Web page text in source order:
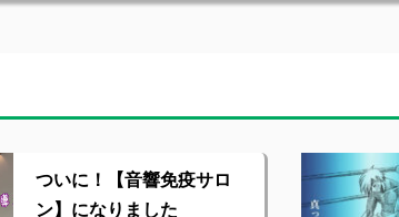
ついに！【音響免疫サロ
ン】になりました